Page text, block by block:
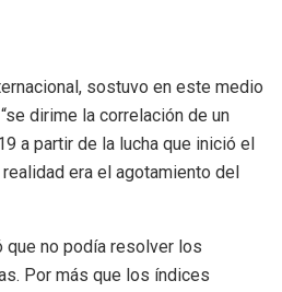
sostuvo en este medio
dirime la correlación de un
a partir de la lucha que inició el
era el agotamiento del
que no podía resolver los
Por más que los índices